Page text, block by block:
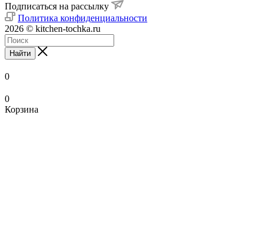
Подписаться на рассылку
Политика конфиденциальности
2026 © kitchen-tochka.ru
Найти
0
0
Корзина